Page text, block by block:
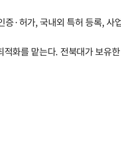
·허가, 국내외 특허 등록, 사
화를 맡는다. 전북대가 보유